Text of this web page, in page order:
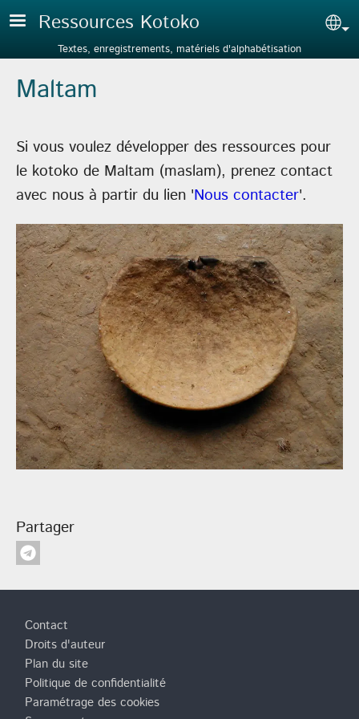
Aller au contenu principal
Ressources Kotoko
Textes, enregistrements, matériels d'alphabétisation
Maltam
Si vous voulez développer des ressources pour
le kotoko de Maltam (maslam), prenez contact
avec nous à partir du lien 'Nous contacter'.
Partager
Pied de page
Contact
Droits d'auteur
Plan du site
Politique de confidentialité
Paramétrage des cookies